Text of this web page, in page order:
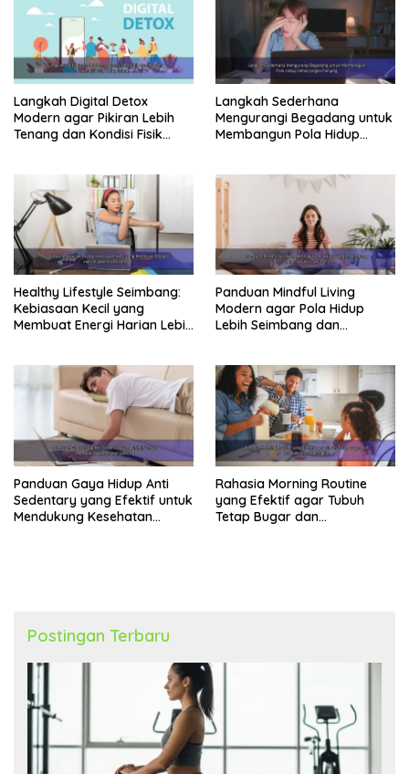
Langkah Digital Detox
Modern agar Pikiran Lebih
Tenang dan Kondisi Fisik
Langkah Sederhana
Mengurangi Begadang untuk
Membangun Pola Hidup
Healthy Lifestyle Seimbang:
Kebiasaan Kecil yang
Membuat Energi Harian Lebih
Panduan Mindful Living
Modern agar Pola Hidup
Lebih Seimbang dan
Panduan Gaya Hidup Anti
Sedentary yang Efektif untuk
Mendukung Kesehatan
Rahasia Morning Routine
yang Efektif agar Tubuh
Tetap Bugar dan
Postingan Terbaru